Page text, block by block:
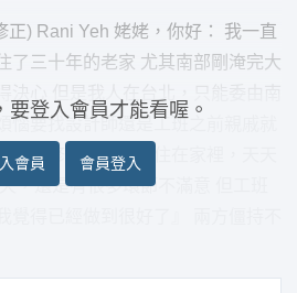
正) Rani Yeh 姥姥，你好： 我一直
了三十年的老家 尤其南部剛淹完大
惱要找設計師還是工班之前親戚就
部裝修，所以還是住在家裡，天天
，還是有很多環節不滿意 但工班
要登入會員才能看喔。
會員 會員登入